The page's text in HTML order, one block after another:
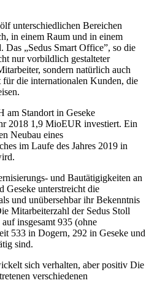
unterschiedlichen Bereichen
in einem Raum und in einem
Das „Sedus Smart Office”, so die
nur vorbildlich gestalteter
sondern natürlich auch
die internationalen Kunden, die
am Standort in Geseke
2018 1,9 MioEUR investiert. Ein
Neubau eines
im Laufe des Jahres 2019 in
und Bautätigigkeiten an
Geseke unterstreicht die
und unübersehbar ihr Bekenntnis
Mitarbeiterzahl der Sedus Stoll
insgesamt 935 (ohne
533 in Dogern, 292 in Geseke und
sind.
sich verhalten, aber positiv Die
verschiedenen